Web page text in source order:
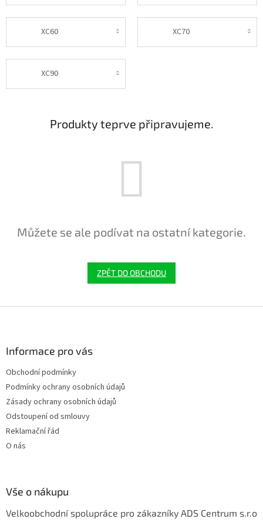
XC60 XC70
XC90
Produkty teprve připravujeme.
Můžete se ale podívat na ostatní kategorie.
ZPĚT DO OBCHODU
Informace pro vás
Obchodní podmínky
Podmínky ochrany osobních údajů
Zásady ochrany osobních údajů
Odstoupení od smlouvy
Reklamační řád
O nás
Vše o nákupu
Velkoobchodní spolupráce pro zákazníky ADS Centrum s.r.o